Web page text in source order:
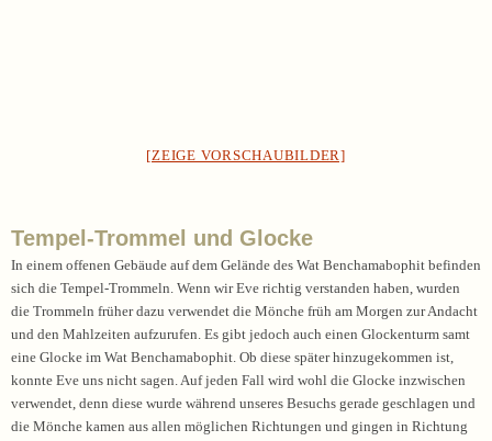
[ZEIGE VORSCHAUBILDER]
Tempel-Trommel und Glocke
In einem offenen Gebäude auf dem Gelände des Wat Benchamabophit befinden
sich die Tempel-Trommeln. Wenn wir Eve richtig verstanden haben, wurden
die Trommeln früher dazu verwendet die Mönche früh am Morgen zur Andacht
und den Mahlzeiten aufzurufen. Es gibt jedoch auch einen Glockenturm samt
eine Glocke im Wat Benchamabophit. Ob diese später hinzugekommen ist,
konnte Eve uns nicht sagen. Auf jeden Fall wird wohl die Glocke inzwischen
verwendet, denn diese wurde während unseres Besuchs gerade geschlagen und
die Mönche kamen aus allen möglichen Richtungen und gingen in Richtung